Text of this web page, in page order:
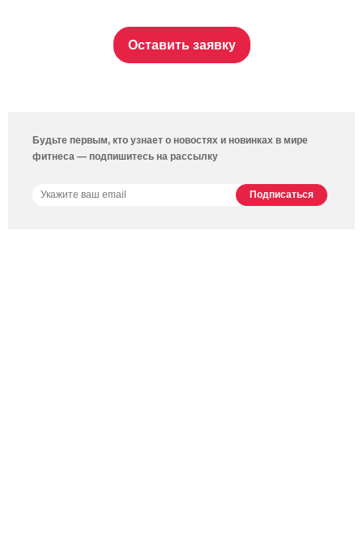
Оставить заявку
Будьте первым, кто узнает о новостях и новинках в мире
фитнеса — подпишитесь на рассылку